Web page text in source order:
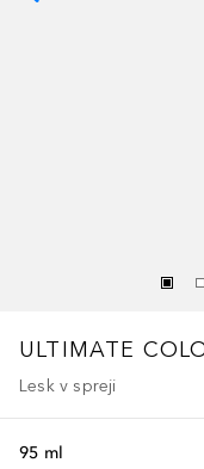
ULTIMATE
Lesk v spreji
95 ml